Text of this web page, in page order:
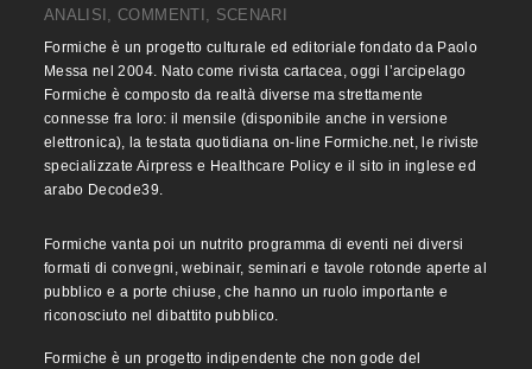
ANALISI, COMMENTI, SCENARI
Formiche è un progetto culturale ed editoriale fondato da Paolo
Messa nel 2004. Nato come rivista cartacea, oggi l’arcipelago
Formiche è composto da realtà diverse ma strettamente
connesse fra loro: il mensile (disponibile anche in versione
elettronica), la testata quotidiana on-line Formiche.net, le riviste
specializzate Airpress e Healthcare Policy e il sito in inglese ed
arabo Decode39.
Formiche vanta poi un nutrito programma di eventi nei diversi
formati di convegni, webinair, seminari e tavole rotonde aperte al
pubblico e a porte chiuse, che hanno un ruolo importante e
riconosciuto nel dibattito pubblico.
Formiche è un progetto indipendente che non gode del